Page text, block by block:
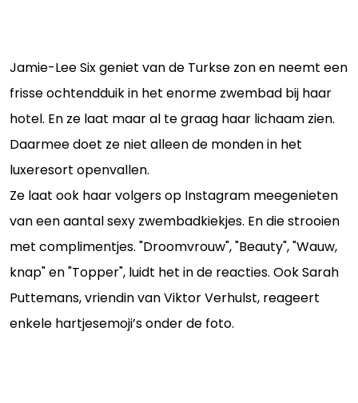
Jamie-Lee Six geniet van de Turkse zon en neemt een
frisse ochtendduik in het enorme zwembad bij haar
hotel. En ze laat maar al te graag haar lichaam zien.
Daarmee doet ze niet alleen de monden in het
luxeresort openvallen.
Ze laat ook haar volgers op Instagram meegenieten
van een aantal sexy zwembadkiekjes. En die strooien
met complimentjes. "Droomvrouw", "Beauty", "Wauw,
knap" en "Topper", luidt het in de reacties. Ook Sarah
Puttemans, vriendin van Viktor Verhulst, reageert
enkele hartjesemoji’s onder de foto.